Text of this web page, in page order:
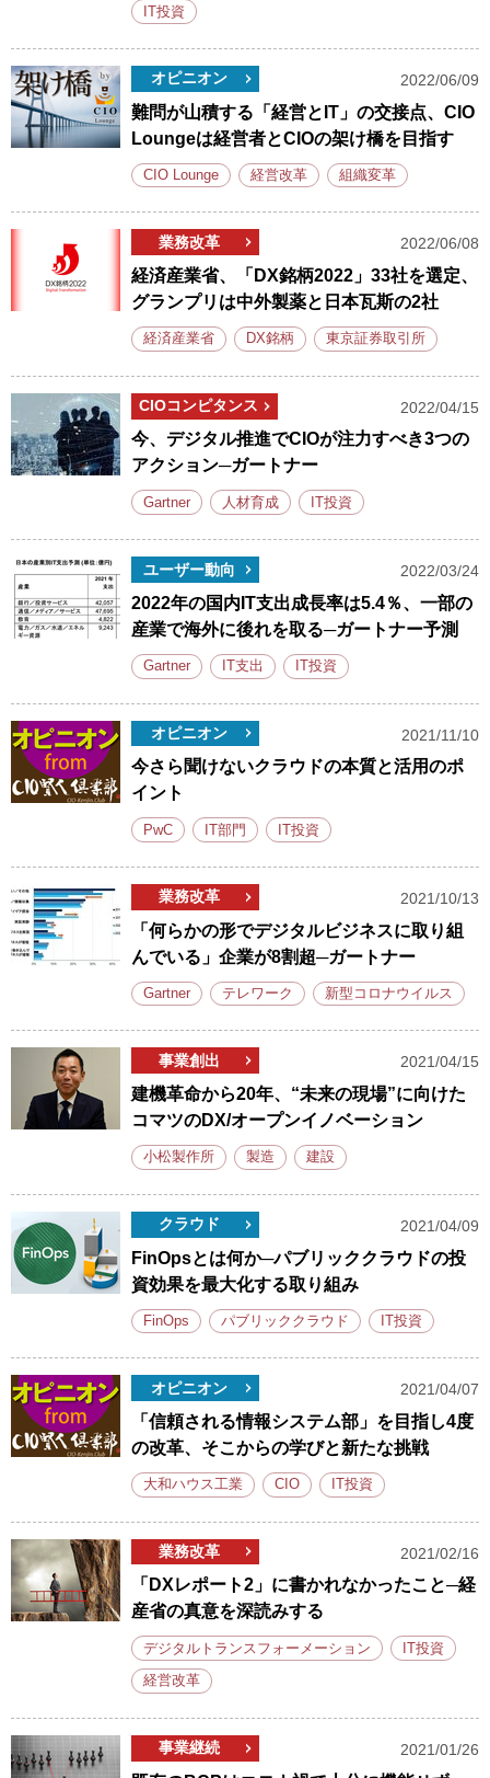
IT投資
オピニオン 2022/06/09
難問が山積する「経営とIT」の交接点、CIO
Loungeは経営者とCIOの架け橋を目指す
CIO Lounge 経営改革 組織変革
業務改革 2022/06/08
経済産業省、「DX銘柄2022」33社を選定、
グランプリは中外製薬と日本瓦斯の2社
経済産業省 DX銘柄 東京証券取引所
CIOコンピタンス 2022/04/15
今、デジタル推進でCIOが注力すべき3つの
アクション─ガートナー
Gartner 人材育成 IT投資
ユーザー動向 2022/03/24
2022年の国内IT支出成長率は5.4％、一部の
産業で海外に後れを取る─ガートナー予測
Gartner IT支出 IT投資
オピニオン 2021/11/10
今さら聞けないクラウドの本質と活用のポ
イント
PwC IT部門 IT投資
業務改革 2021/10/13
「何らかの形でデジタルビジネスに取り組
んでいる」企業が8割超─ガートナー
Gartner テレワーク 新型コロナウイルス
事業創出 2021/04/15
建機革命から20年、“未来の現場”に向けた
コマツのDX/オープンイノベーション
小松製作所 製造 建設
クラウド 2021/04/09
FinOpsとは何か─パブリッククラウドの投
資効果を最大化する取り組み
FinOps パブリッククラウド IT投資
オピニオン 2021/04/07
「信頼される情報システム部」を目指し4度
の改革、そこからの学びと新たな挑戦
大和ハウス工業 CIO IT投資
業務改革 2021/02/16
「DXレポート2」に書かれなかったこと─経
産省の真意を深読みする
デジタルトランスフォーメーション IT投資
経営改革
事業継続 2021/01/26